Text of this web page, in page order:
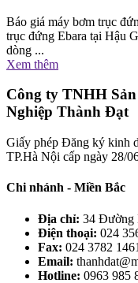
Báo giá máy bơm trục
trục đứng Ebara tại Hậu
dòng ...
Xem thêm
Công ty TNHH
Nghiệp Thành Đạt
Giấy phép Đăng ký kinh
TP.Hà Nội cấp ngày 28/
Chi nhánh - Miền Bắc
Địa chỉ: 34 Đường
Điện thoại: 024
Fax: 024 3782 1461
Email:
Hotline: 0963 985